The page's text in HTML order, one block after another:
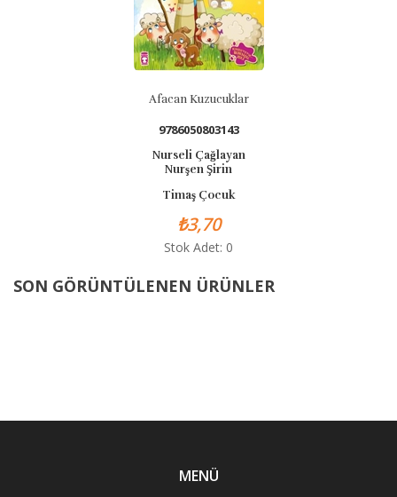
Afacan Kuzucuklar
9786050803143
Nurseli Çağlayan
Nurşen Şirin
Timaş Çocuk
₺3,70
Stok Adet: 0
SON GÖRÜNTÜLENEN ÜRÜNLER
MENÜ